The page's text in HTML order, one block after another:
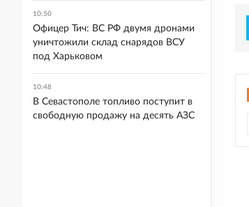
10:50
Офицер Тич: ВС РФ двумя дронами
уничтожили склад снарядов ВСУ
под Харьковом
10:48
В Севастополе топливо поступит в
свободную продажу на десять АЗС